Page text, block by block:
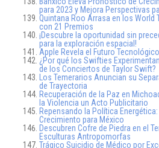
para 2023 y Mejora Perspectivas
Quintana Roo Arrasa en los World
con 21 Premios
¡Descubre la oportunidad sin
para la exploración espacial!
Apple Revela el Futuro
¿Por qué los Swifties
de los Conciertos de Taylor Swift?
Los Temerarios Anuncian su
de Trayectoria
Recuperación de la Paz en
la Violencia un Acto Publicitario
Repensando la Política
Crecimiento para México
Descubren Cofre de Piedra en el
Esculturas Antropomorfas
Trágico Suicidio de Médico por